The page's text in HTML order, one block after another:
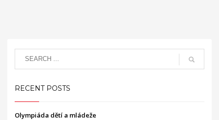
RECENT POSTS
Olympiáda dětí a mládeže